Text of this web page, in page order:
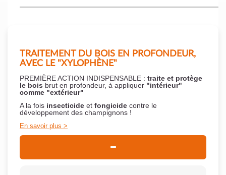
TRAITEMENT DU BOIS EN PROFONDEUR,
AVEC LE "XYLOPHÈNE"
PREMIÈRE ACTION INDISPENSABLE : traite et protège
le bois brut en profondeur, à appliquer "intérieur"
comme "extérieur"
A la fois insecticide et fongicide contre le
développement des champignons !
En savoir plus